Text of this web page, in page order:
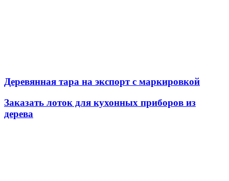
Деревянная тара на экспорт с маркировкой
Заказать лоток для кухонных приборов из
дерева